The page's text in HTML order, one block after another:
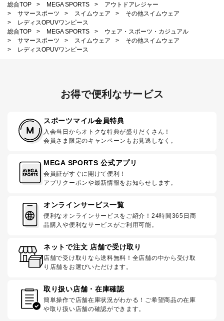
総合TOP
> MEGA SPORTS >
アウトドアレジャー
>
サマースポーツ > スイムウェア >
その他スイムウェア
>
レディスOPUVワンピース
総合TOP
> MEGA SPORTS >
ウェア・スポーツ・カジュアル
>
サマースポーツ > スイムウェア >
その他スイムウェア
>
レディスOPUVワンピース
お得で便利なサービス
スポーツマイル会員特典
入会当日からオトクな特典が盛りだくさん！
会員さま限定のキャンペーンもお見逃しなく。
MEGA SPORTS 公式アプリ
会員証がすぐに開けて便利！
アプリクーポンや最新情報をお知らせします。
オンラインサービス一覧
便利なオンラインサービスをご紹介！24時間365日商
品購入や便利なサービスがご利用可能。
ネットで注文 店舗で受け取り
店舗で受け取りなら送料無料！全店舗の中から受け取
り店舗をお選びいただけます。
取り扱い店舗・在庫確認
簡単操作で店舗在庫状況がわかる！ご希望商品の在庫
や取り扱い店舗の確認ができます。